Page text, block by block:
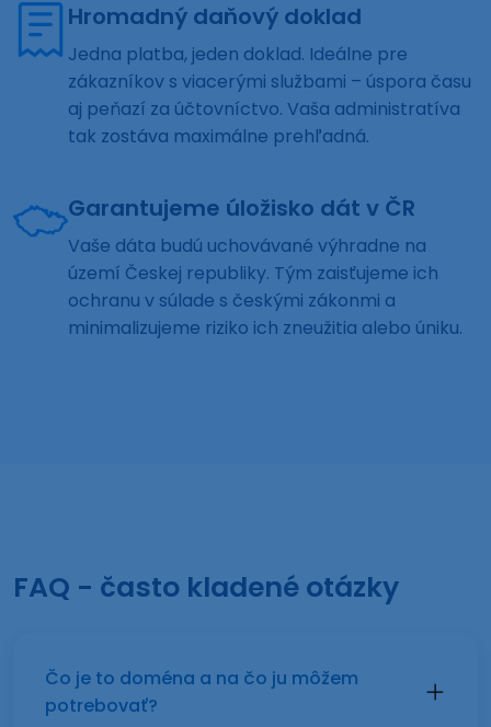
Hromadný daňový doklad
Jedna platba, jeden doklad. Ideálne pre
zákazníkov s viacerými službami – úspora času
aj peňazí za účtovníctvo. Vaša administratíva
tak zostáva maximálne prehľadná.
Garantujeme úložisko dát v ČR
Vaše dáta budú uchovávané výhradne na
území Českej republiky. Tým zaisťujeme ich
ochranu v súlade s českými zákonmi a
minimalizujeme riziko ich zneužitia alebo úniku.
FAQ - často kladené otázky
Čo je to doména a na čo ju môžem
potrebovať?